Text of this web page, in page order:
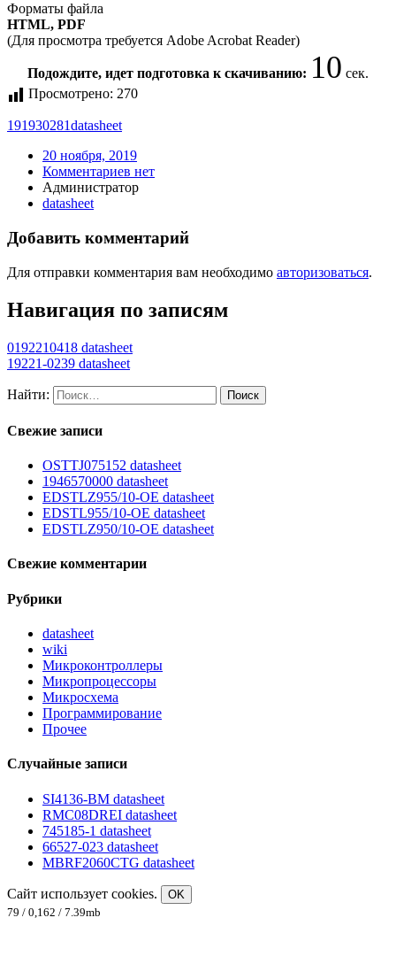
Форматы файла
HTML, PDF
(Для просмотра требуется Adobe Acrobat Reader)
Подождите, идет подготовка к скачиванию: 10 сек.
Просмотрено: 270
191930281datasheet
20 ноября, 2019
Комментариев нет
Администратор
datasheet
Добавить комментарий
Для отправки комментария вам необходимо авторизоваться.
Навигация по записям
0192210418 datasheet
19221-0239 datasheet
Найти:
Свежие записи
OSTTJ075152 datasheet
1946570000 datasheet
EDSTLZ955/10-OE datasheet
EDSTL955/10-OE datasheet
EDSTLZ950/10-OE datasheet
Свежие комментарии
Рубрики
datasheet
wiki
Микроконтроллеры
Микропроцессоры
Микросхема
Программирование
Прочее
Случайные записи
SI4136-BM datasheet
RMC08DREI datasheet
745185-1 datasheet
66527-023 datasheet
MBRF2060CTG datasheet
Сайт использует cookies.
OK
79 / 0,162 / 7.39mb